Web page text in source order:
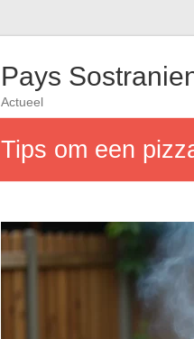
Pays
Actueel
Tips om een